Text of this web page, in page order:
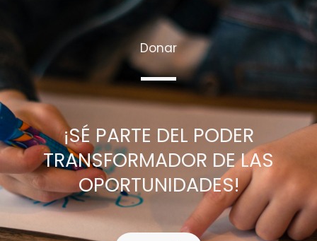
Donar
¡SÉ PARTE DEL PODER
TRANSFORMADOR DE LAS
OPORTUNIDADES!